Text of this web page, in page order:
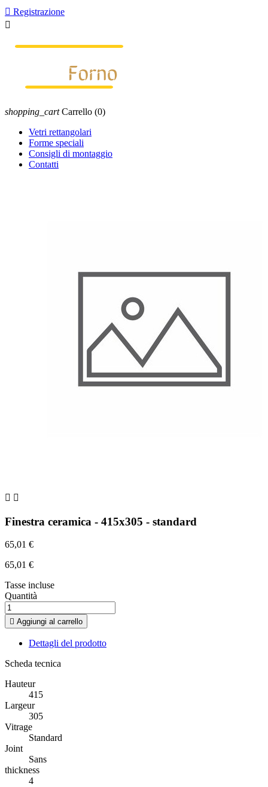
 Registrazione

shopping_cart Carrello (0)
Vetri rettangolari
Forme speciali
Consigli di montaggio
Contatti
 
Finestra ceramica - 415x305 - standard
65,01 €
65,01 €
Tasse incluse
Quantità
 Aggiungi al carrello
Dettagli del prodotto
Scheda tecnica
Hauteur
415
Largeur
305
Vitrage
Standard
Joint
Sans
thickness
4